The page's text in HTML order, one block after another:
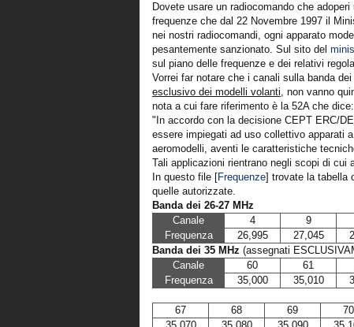
Dovete usare un radiocomando che
frequenze che dal 22 Novembre 1997 il
nei nostri radiocomandi, ogni apparato
pesantemente sanzionato. Sul sito del
sul piano delle frequenze e dei relativi
Vorrei far notare che i canali sulla banda
esclusivo dei modelli volanti, non vanno
nota a cui fare riferimento è la 52A che dice:
"In accordo con la decisione CEPT ERC/
essere impiegati ad uso collettivo apparati
aeromodelli, aventi le caratteristiche
Tali applicazioni rientrano negli scopi di
In questo file [Frequenze] trovate la tabella
quelle autorizzate.
Banda dei 26-27 MHz
Canale
4 9
Frequenza
26,995 27,045
Banda dei 35 MHz (assegnati
Canale
60 61
Frequenza
35,000 35,010
67 68 69 70